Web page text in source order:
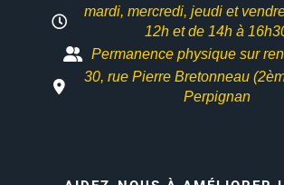
mardi, mercredi, jeudi et
12h etde 14h à
Permanence physique sur
30, rue Pierre Bretonneau
Perpignan